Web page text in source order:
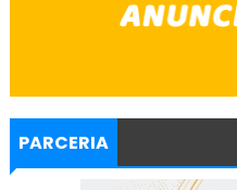
PARCERIA